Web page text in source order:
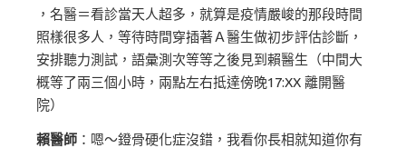
，名醫＝看診當天人超多，就算是疫情嚴峻的那段時間
照樣很多人，等待時間穿插著Ａ醫生做初步評估診斷，
安排聽力測試，語彙測次等等之後見到賴醫生（中間大
概等了兩三個小時，兩點左右抵達傍晚17:XX 離開醫
院）
賴醫師 ：嗯～鐙骨硬化症沒錯，我看你長相就知道你有